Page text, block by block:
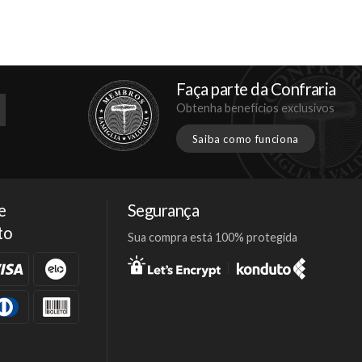
Faça parte da Confraria
Obtenha benefícios exclusivos
Saiba como funciona
Segurança
Sua compra está 100% protegida